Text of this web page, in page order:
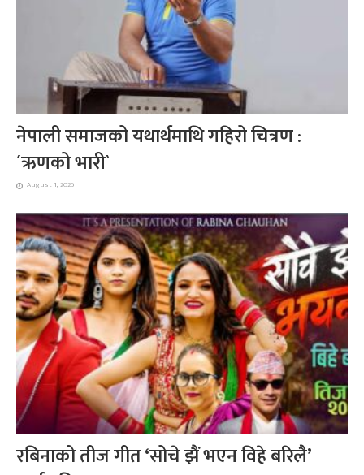
नेपाली समाजको यथार्थमाथि गहिरो चित्रण :
´ऋणको भारी`
August 1, 2026
रबिनाको तीज गीत ‘सोचे झैं भएन विहे बरिलै’